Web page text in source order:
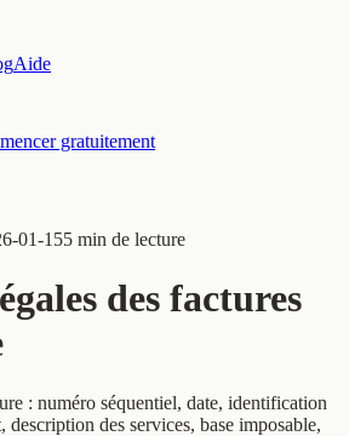
Aide
gratuitement
01-155 min de lecture
des factures
: numéro séquentiel, date, identification
description des services, base imposable,